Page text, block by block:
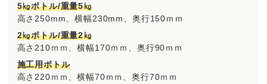
5㎏ボトル/重量5㎏
高さ250mm、横幅230mm、奥行150ｍｍ
2㎏ボトル/重量2㎏
高さ210ｍｍ、横幅170ｍｍ、奥行90ｍｍ
施工用ボトル
高さ220ｍｍ、横幅70ｍｍ、奥行70ｍｍ